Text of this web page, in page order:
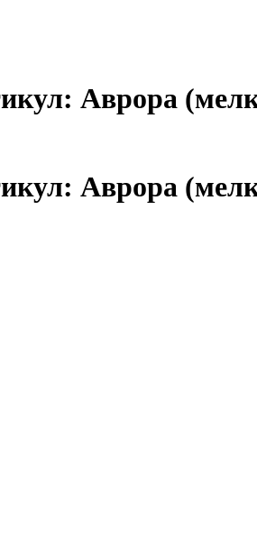
Аврора
Аврора